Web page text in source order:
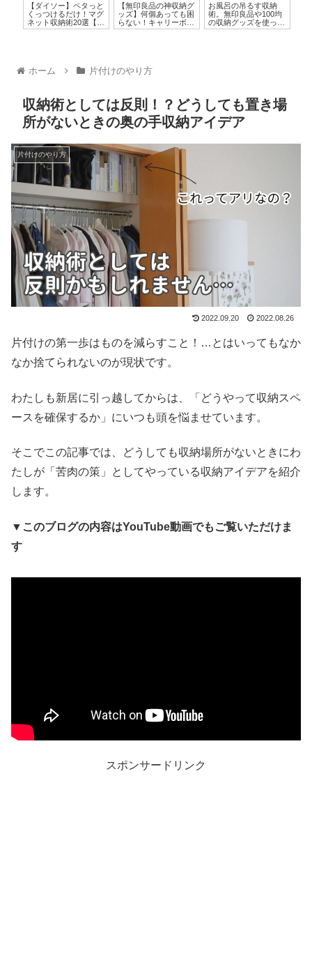
【ダイソー】ペタっと
くっつけるだけ！マグ
ネット収納術20選【デ
ッドスペース活用】
【無印良品の神収納グ
ッズ】何個あっても困
らない！キャリーボッ
クスの使い方10選
お風呂の吊るす収納
術。無印良品や100均
の収納グッズを使って
お風呂掃除を劇的ラク
ホーム 片付けのやり方
収納術としては反則！？どうしても置き場
所がないときの奥の手収納アイデア
片付けのやり方
2022.09.20 2022.08.26
片付けの第一歩はものを減らすこと！…とはいってもなか
なか捨てられないのが現状です。
わたしも新居に引っ越してからは、「どうやって収納スペ
ースを確保するか」にいつも頭を悩ませています。
そこでこの記事では、どうしても収納場所がないときにわ
たしが「苦肉の策」としてやっている収納アイデアを紹介
します。
▼このブログの内容はYouTube動画でもご覧いただけま
す
スポンサードリンク